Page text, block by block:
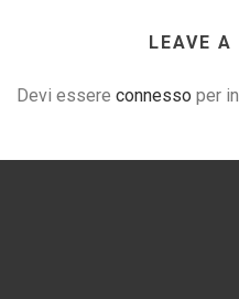
LEAVE
Devi essere connesso per